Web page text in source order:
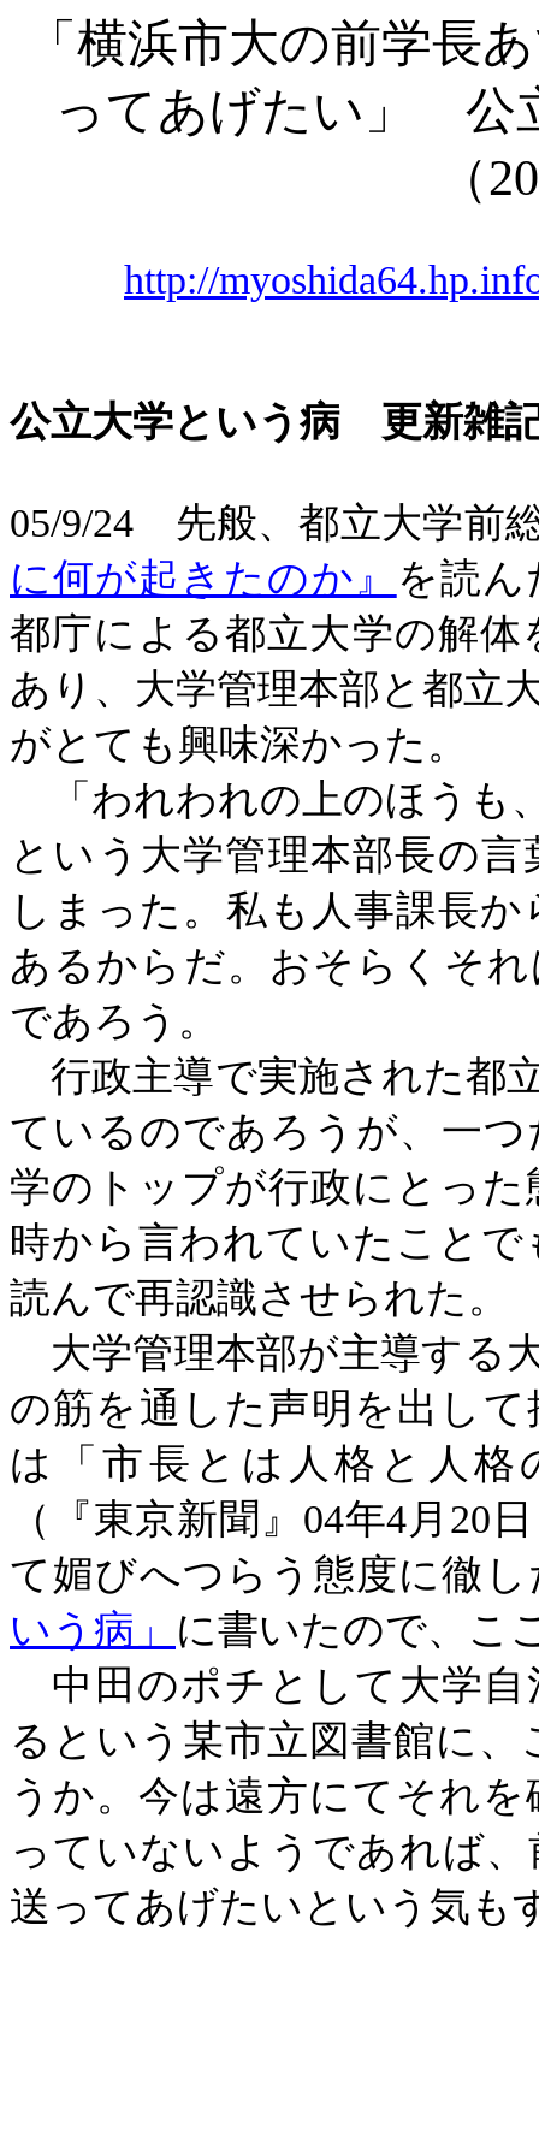
「横浜市大の前学長
ってあげたい」 公
（
http://
公立大学という病 更新雑
05/9/24 先般、都立大学前
に何が起きたのか』
を読
都庁による都立大学の解
あり、大学管理本部と都立
がとても興味深かった。
「われわれの上のほうも
という大学管理本部長の
しまった。私も人事課長か
あるからだ。おそらくそ
であろう。
行政主導で実施された都
ているのであろうが、一
学のトップが行政にとっ
時から言われていたこと
読んで再認識させられた。
大学管理本部が主導する
の筋を通した声明を出し
は「市長とは人格と人
（『東京新聞』 04年4月 20
て媚びへつらう態度に徹
いう病」 に書いたので、こ
中田のポチとして大学自
るという某市立図書館に
うか。今は遠方にてそれ
っていないようであれば
送ってあげたいという気も